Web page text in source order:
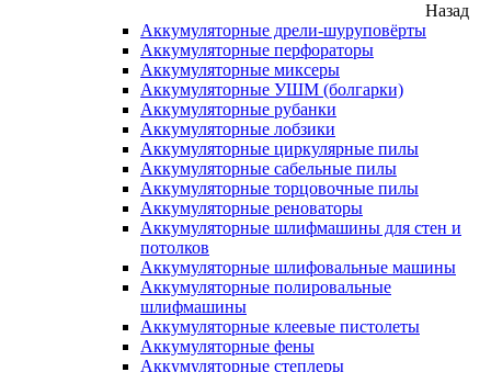
Назад
Аккумуляторные дрели-шуруповёрты
Аккумуляторные перфораторы
Аккумуляторные миксеры
Аккумуляторные УШМ (болгарки)
Аккумуляторные рубанки
Аккумуляторные лобзики
Аккумуляторные циркулярные пилы
Аккумуляторные сабельные пилы
Аккумуляторные торцовочные пилы
Аккумуляторные реноваторы
Аккумуляторные шлифмашины для стен и
потолков
Аккумуляторные шлифовальные машины
Аккумуляторные полировальные
шлифмашины
Аккумуляторные клеевые пистолеты
Аккумуляторные фены
Аккумуляторные степлеры